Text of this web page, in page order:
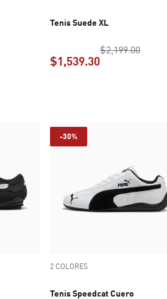
Tenis Suede XL
$2,199.00
$1,539.30
-30%
2 COLORES
Tenis Speedcat Cuero